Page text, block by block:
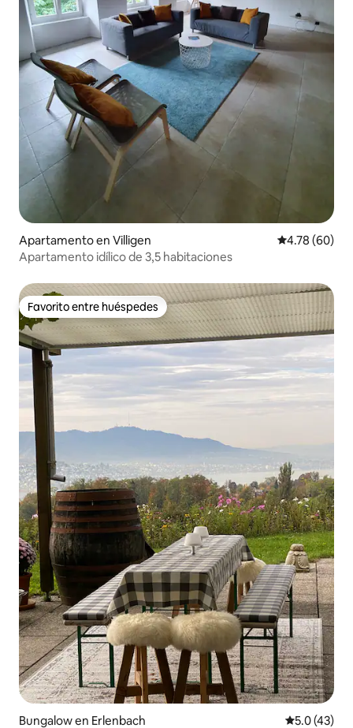
Apartamento en Villigen Calificación
4.78 (60)
Apartamento idílico de 3,5 habitaciones
Favorito entre huéspedes
Favorito entre huéspedes
Bungalow en Erlenbach Calificación
5.0 (43)